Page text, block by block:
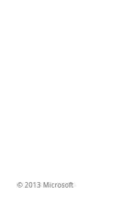
© 2013 Microsoft